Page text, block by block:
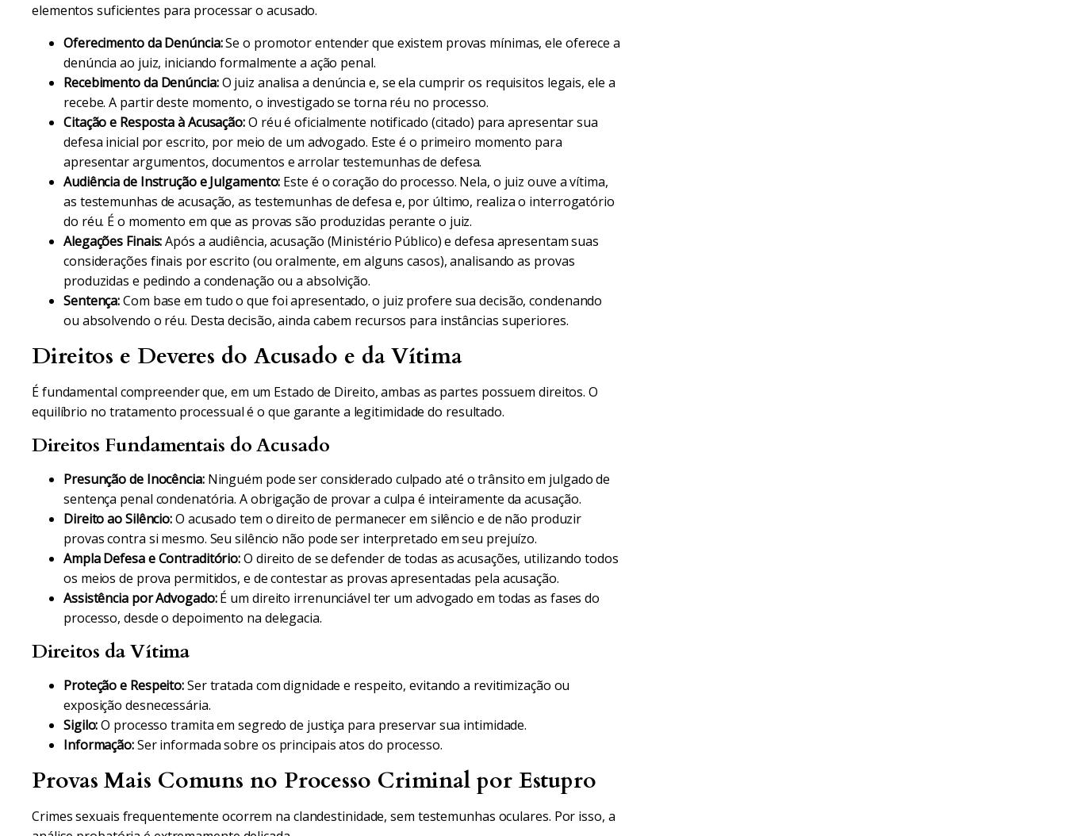
elementos suficientes para processar o acusado.
Oferecimento da Denúncia:Se o promotor entender que existem provas mínimas, ele oferece a
denúncia ao juiz, iniciando formalmente a ação penal.
Recebimento da Denúncia:O juiz analisa a denúncia e, se ela cumprir os requisitos legais, ele a
recebe. A partir deste momento, o investigado se torna réu no processo.
Citação e Resposta à Acusação:O réu é oficialmente notificado (citado) para apresentar sua
defesa inicial por escrito, por meio de um advogado. Este é o primeiro momento para
apresentar argumentos, documentos e arrolar testemunhas de defesa.
Audiência de Instrução e Julgamento: Este é o coração do processo. Nela, o juiz ouve a vítima,
as testemunhas de acusação, as testemunhas de defesa e, por último, realiza o interrogatório
do réu. É o momento em que as provas são produzidas perante o juiz.
Alegações Finais:Após a audiência, acusação (Ministério Público) e defesa apresentam suas
considerações finais por escrito (ou oralmente, em alguns casos), analisando as provas
produzidas e pedindo a condenação ou a absolvição.
Sentença:Com base em tudo o que foi apresentado, o juiz profere sua decisão, condenando
ou absolvendo o réu. Desta decisão, ainda cabem recursos para instâncias superiores.
Direitos e Deveres do Acusado e da Vítima
É fundamental compreender que, em um Estado de Direito, ambas as partes possuem direitos. O
equilíbrio no tratamento processual é o que garante a legitimidade do resultado.
Direitos Fundamentais do Acusado
Presunção de Inocência:Ninguém pode ser considerado culpado até o trânsito em julgado de
sentença penal condenatória. A obrigação de provar a culpa é inteiramente da acusação.
Direito ao Silêncio:O acusado tem o direito de permanecer em silêncio e de não produzir
provas contra si mesmo. Seu silêncio não pode ser interpretado em seu prejuízo.
Ampla Defesa e Contraditório:O direito de se defender de todas as acusações, utilizando todos
os meios de prova permitidos, e de contestar as provas apresentadas pela acusação.
Assistência por Advogado:É um direito irrenunciável ter um advogado em todas as fases do
processo, desde o depoimento na delegacia.
Direitos da Vítima
Proteção e Respeito:Ser tratada com dignidade e respeito, evitando a revitimização ou
exposição desnecessária.
Sigilo:O processo tramita em segredo de justiça para preservar sua intimidade.
Informação:Ser informada sobre os principais atos do processo.
Provas Mais Comuns no Processo Criminal por Estupro
Crimes sexuais frequentemente ocorrem na clandestinidade, sem testemunhas oculares. Por isso, a